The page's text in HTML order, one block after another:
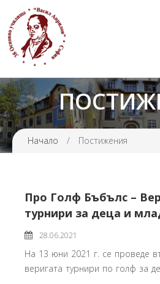
Прием
Начало / Постижения
Про Голф Бъбълс –
турнири за деца и
28.06.2021
На 13 юни 2021 г. се проведе
веригата турнири по голф за